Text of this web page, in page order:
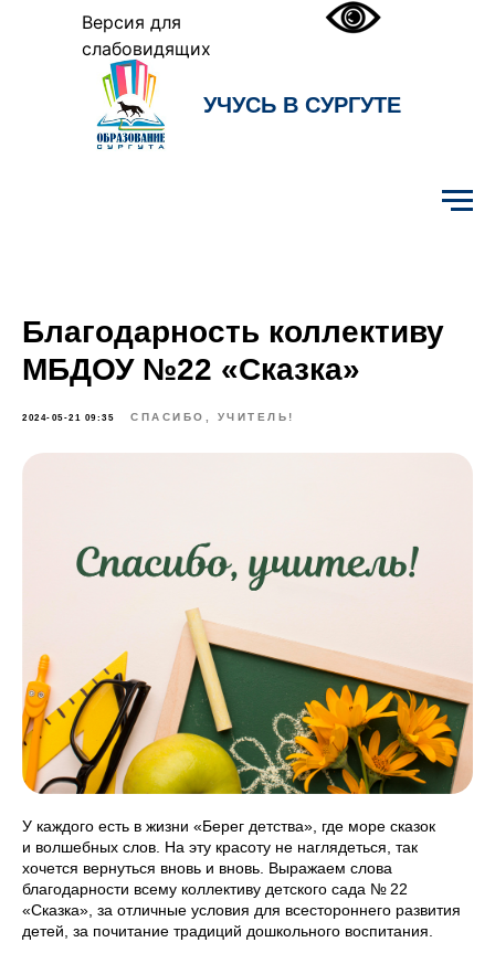
Версия для
слабовидящих
УЧУСЬ В СУРГУТЕ
Благодарность коллективу
МБДОУ №22 «Сказка»
2024-05-21 09:35 СПАСИБО, УЧИТЕЛЬ!
У каждого есть в жизни «Берег детства», где море сказок
и волшебных слов. На эту красоту не наглядеться, так
хочется вернуться вновь и вновь. Выражаем слова
благодарности всему коллективу детского сада № 22
«Сказка», за отличные условия для всестороннего развития
детей, за почитание традиций дошкольного воспитания.